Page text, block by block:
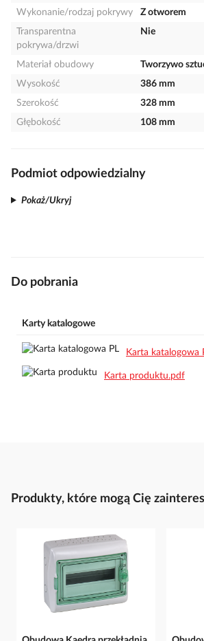
Wykonanie/rodzaj pokrywy
Z otworem
Transparentna
pokrywa/drzwi
Nie
Materiał obudowy
Tworzywo
Wysokość
386 mm
Szerokość
328 mm
Głębokość
108 mm
Podmiot odpowiedzialny
Pokaż/Ukryj
Do pobrania
Karty katalogowe
Karta katalogowa
Karta produktu.pdf
Produkty, które mogą Cię